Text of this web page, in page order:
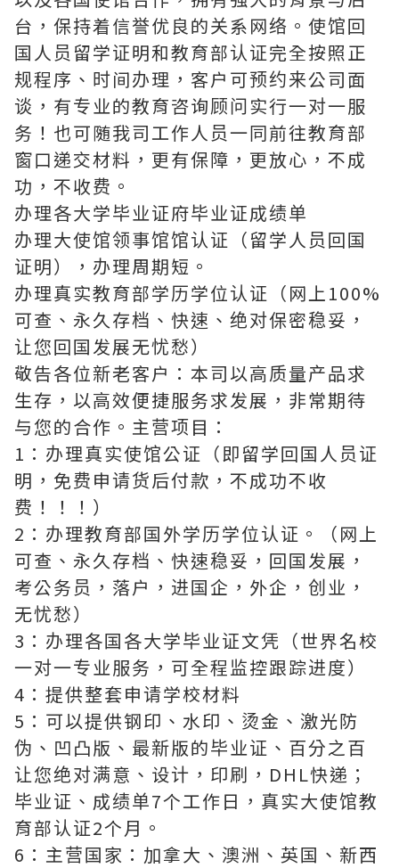
台，保持着信誉优良的关系网络。使馆回
国人员留学证明和教育部认证完全按照正
规程序、时间办理，客户可预约来公司面
谈，有专业的教育咨询顾问实行一对一服
务！也可随我司工作人员一同前往教育部
窗口递交材料，更有保障，更放心，不成
功，不收费。
办理各大学毕业证府毕业证成绩单
办理大使馆领事馆馆认证（留学人员回国
证明），办理周期短。
办理真实教育部学历学位认证（网上100%
可查、永久存档、快速、绝对保密稳妥，
让您回国发展无忧愁）
敬告各位新老客户：本司以高质量产品求
生存，以高效便捷服务求发展，非常期待
与您的合作。主营项目：
1：办理真实使馆公证（即留学回国人员证
明，免费申请货后付款，不成功不收
费！！！）
2：办理教育部国外学历学位认证。（网上
可查、永久存档、快速稳妥，回国发展，
考公务员，落户，进国企，外企，创业，
无忧愁）
3：办理各国各大学毕业证文凭（世界名校
一对一专业服务，可全程监控跟踪进度）
4：提供整套申请学校材料
5：可以提供钢印、水印、烫金、激光防
伪、凹凸版、最新版的毕业证、百分之百
让您绝对满意、设计，印刷，DHL快递；
毕业证、成绩单7个工作日，真实大使馆教
育部认证2个月。
6：主营国家：加拿大、澳洲、英国、新西